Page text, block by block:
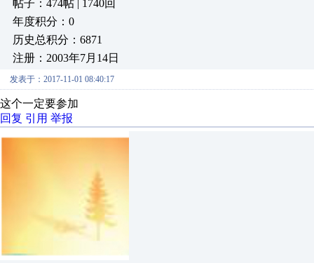
帖子：474帖 | 1740回
年度积分：0
历史总积分：6871
注册：2003年7月14日
发表于：2017-11-01 08:40:17
这个一定要参加
回复 引用 举报